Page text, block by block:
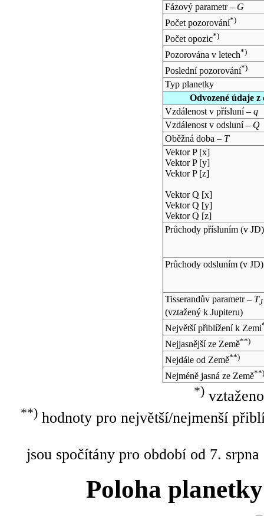
Fázový parametr – G
Počet pozorování*)
Počet opozic*)
Pozorována v letech*)
Poslední pozorování*)
Typ planetky
Odvozené údaje
Vzdálenost v přísluní – q
Vzdálenost v odsluní – Q
Oběžná doba – T
Vektor P [x]
Vektor P [y]
Vektor P [z]
Vektor Q [x]
Vektor Q [y]
Vektor Q [z]
Průchody přísluním (v JD)
Průchody odsluním (v JD)
Tisserandův parametr – TJ
(vztažený k Jupiteru)
Největší přiblížení k Zemi
Nejjasnější ze Země**)
Nejdále od Země**)
Nejméně jasná ze Země**)
*)
**)hodnoty pro největší/nejmenší
jsou spočítány pro období od 7.
Poloha